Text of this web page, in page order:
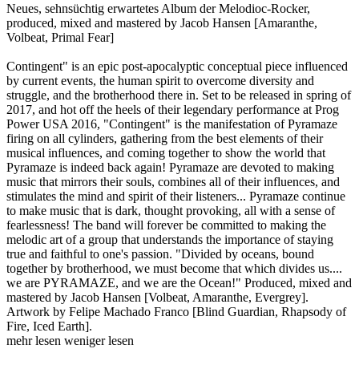
Neues, sehnsüchtig erwartetes Album der Melodioc-Rocker,
produced, mixed and mastered by Jacob Hansen [Amaranthe,
Volbeat, Primal Fear]
Contingent" is an epic post-apocalyptic conceptual piece influenced
by current events, the human spirit to overcome diversity and
struggle, and the brotherhood there in. Set to be released in spring of
2017, and hot off the heels of their legendary performance at Prog
Power USA 2016, "Contingent" is the manifestation of Pyramaze
firing on all cylinders, gathering from the best elements of their
musical influences, and coming together to show the world that
Pyramaze is indeed back again! Pyramaze are devoted to making
music that mirrors their souls, combines all of their influences, and
stimulates the mind and spirit of their listeners... Pyramaze continue
to make music that is dark, thought provoking, all with a sense of
fearlessness! The band will forever be committed to making the
melodic art of a group that understands the importance of staying
true and faithful to one's passion. "Divided by oceans, bound
together by brotherhood, we must become that which divides us....
we are PYRAMAZE, and we are the Ocean!" Produced, mixed and
mastered by Jacob Hansen [Volbeat, Amaranthe, Evergrey].
Artwork by Felipe Machado Franco [Blind Guardian, Rhapsody of
Fire, Iced Earth].
mehr lesen weniger lesen